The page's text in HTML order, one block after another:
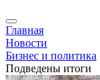
Главная
Новости
Бизнес и политика
Подведены итоги